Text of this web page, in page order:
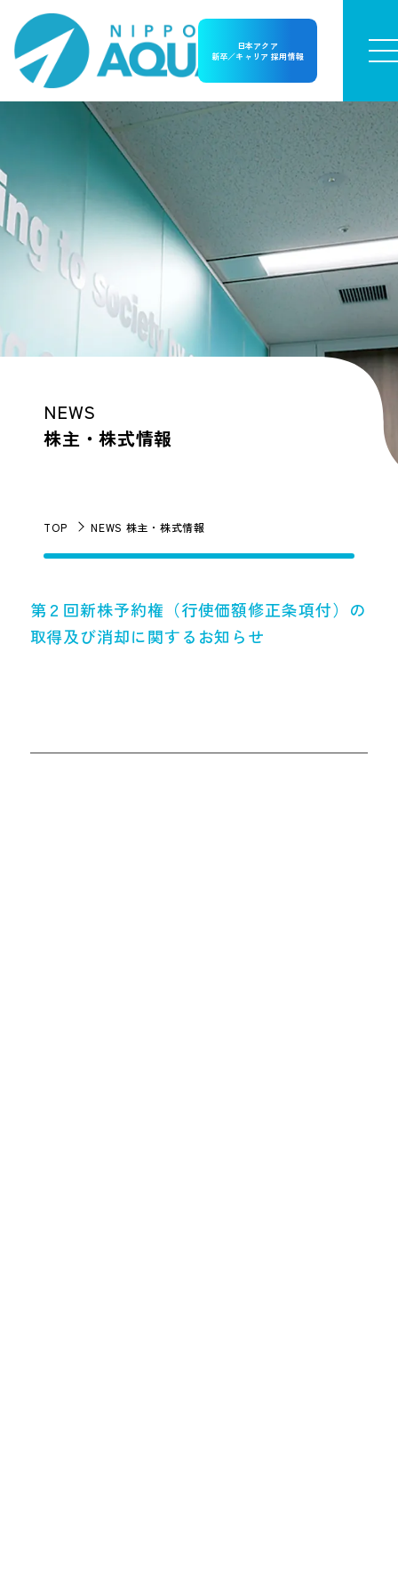
日本アクア
新卒／キャリア 採用情報
NEWS
株主・株式情報
TOP NEWS 株主・株式情報
第２回新株予約権（行使価額修正条項付）の
取得及び消却に関するお知らせ